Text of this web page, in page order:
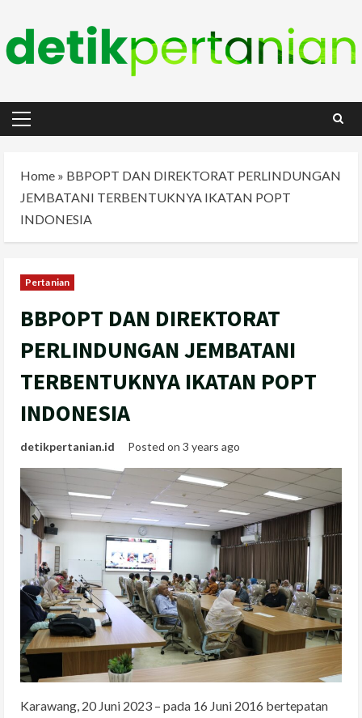
content
Primary
Home » BBPOPT DAN DIREKTORAT PERLINDUNGAN
JEMBATANI TERBENTUKNYA IKATAN POPT
INDONESIA
Pertanian
BBPOPT DAN DIREKTORAT
PERLINDUNGAN JEMBATANI
TERBENTUKNYA IKATAN POPT
INDONESIA
detikpertanian.id Posted on 3 years ago
Karawang, 20 Juni 2023 – pada 16 Juni 2016 bertepatan